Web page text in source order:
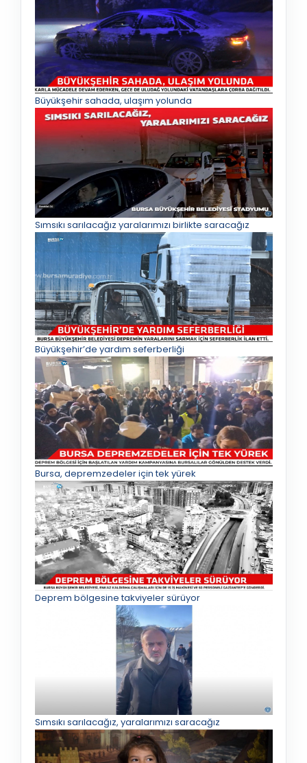
Büyükşehir sahada, ulaşım yolunda
Sımsıkı sarılacağız yaralarımızı birlikte saracağız
Büyükşehir’de yardım seferberliği
Bursa, depremzedeler için tek yürek
Deprem bölgesine takviyeler sürüyor
Sımsıkı sarılacağız, yaralarımızı saracağız